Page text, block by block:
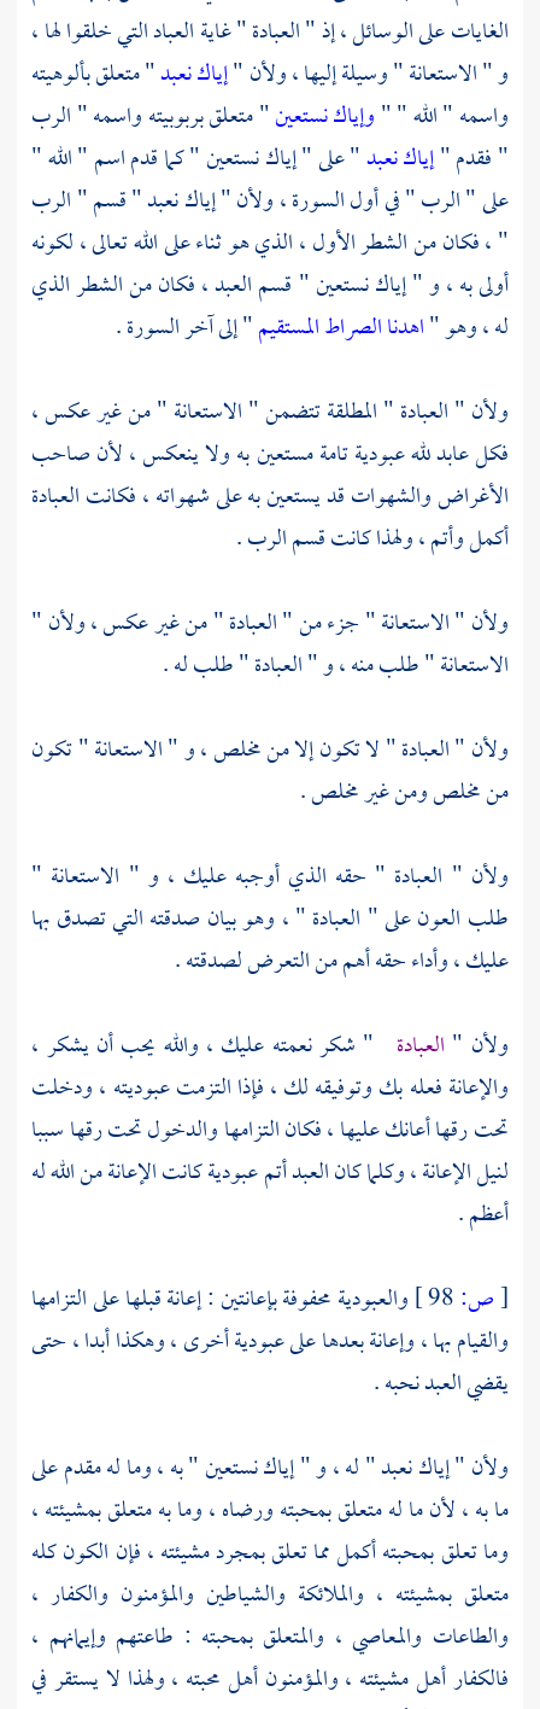
الغايات على الوسائل ، إذ " العبادة " غاية العباد التي خلقوا لها ،
و " الاستعانة " وسيلة إليها ، ولأن "إياك نعبد" متعلق بألوهيته
واسمه " الله " "وإياك نستعين" متعلق بربوبيته واسمه " الرب
" فقدم "إياك نعبد" على " إياك نستعين " كما قدم اسم " الله "
على " الرب " في أول السورة ، ولأن " إياك نعبد " قسم " الرب
" ، فكان من الشطر الأول ، الذي هو ثناء على الله تعالى ، لكونه
أولى به ، و " إياك نستعين " قسم العبد ، فكان من الشطر الذي
له ، وهو "اهدنا الصراط المستقيم" إلى آخر السورة .
ولأن " العبادة " المطلقة تتضمن " الاستعانة " من غير عكس ،
فكل عابد لله عبودية تامة مستعين به ولا ينعكس ، لأن صاحب
الأغراض والشهوات قد يستعين به على شهواته ، فكانت العبادة
أكمل وأتم ، ولهذا كانت قسم الرب .
ولأن " الاستعانة " جزء من " العبادة " من غير عكس ، ولأن "
الاستعانة " طلب منه ، و " العبادة " طلب له .
ولأن " العبادة " لا تكون إلا من مخلص ، و " الاستعانة " تكون
من مخلص ومن غير مخلص .
ولأن " العبادة " حقه الذي أوجبه عليك ، و " الاستعانة "
طلب العون على " العبادة " ، وهو بيان صدقته التي تصدق بها
عليك ، وأداء حقه أهم من التعرض لصدقته .
ولأن " العبادة " شكر نعمته عليك ، والله يحب أن يشكر ،
والإعانة فعله بك وتوفيقه لك ، فإذا التزمت عبوديته ، ودخلت
تحت رقها أعانك عليها ، فكان التزامها والدخول تحت رقها سببا
لنيل الإعانة ، وكلما كان العبد أتم عبودية كانت الإعانة من الله له
أعظم .
[ص:
والعبودية محفوفة بإعانتين : إعانة قبلها على التزامها
والقيام بها ، وإعانة بعدها على عبودية أخرى ، وهكذا أبدا ، حتى
يقضي العبد نحبه .
ولأن " إياك نعبد " له ، و " إياك نستعين " به ، وما له مقدم على
ما به ، لأن ما له متعلق بمحبته ورضاه ، وما به متعلق بمشيئته ،
وما تعلق بمحبته أكمل مما تعلق بمجرد مشيئته ، فإن الكون كله
متعلق بمشيئته ، والملائكة والشياطين والمؤمنون والكفار ،
والطاعات والمعاصي ، والمتعلق بمحبته : طاعتهم وإيمانهم ،
فالكفار أهل مشيئته ، والمؤمنون أهل محبته ، ولهذا لا يستقر في